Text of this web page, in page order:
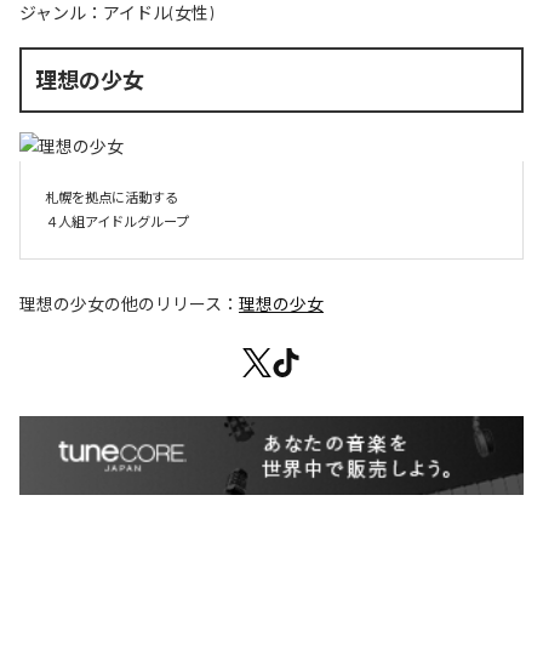
ジャンル： アイドル(女性)
理想の少女
札幌を拠点に活動する
４人組アイドルグループ
理想の少女の他のリリース： 理想の少女